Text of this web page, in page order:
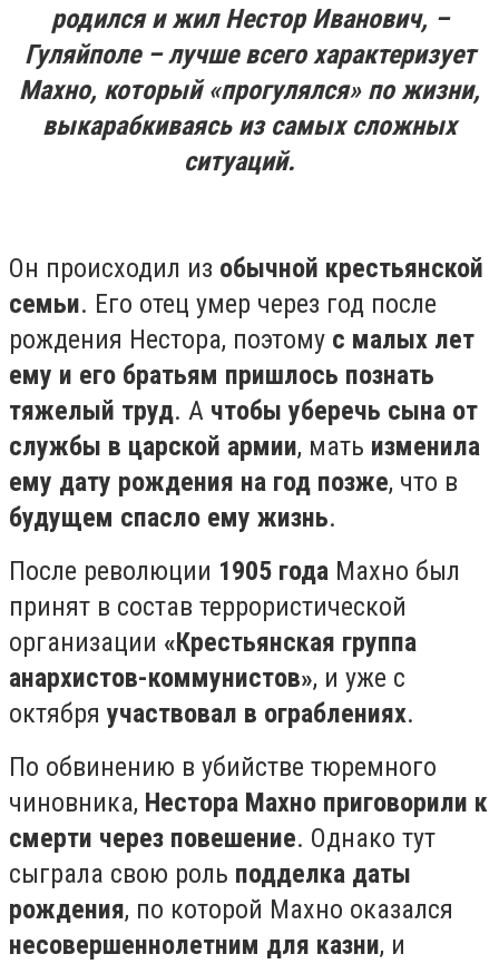
родился и жил Нестор Иванович, –
Гуляйполе – лучше всего характеризует
Махно, который «прогулялся» по жизни,
выкарабкиваясь из самых сложных
ситуаций.⠀
Он происходил из обычной крестьянской
семьи. Его отец умер через год после
рождения Нестора, поэтому с малых лет
ему и его братьям пришлось познать
тяжелый труд. А чтобы уберечь сына от
службы в царской армии, мать изменила
ему дату рождения на год позже, что в
будущем спасло ему жизнь.⠀ ⠀
После революции 1905 года Махно был
принят в состав террористической
организации «Крестьянская группа
анархистов-коммунистов», и уже с
октября участвовал в ограблениях.⠀ ⠀
По обвинению в убийстве тюремного
чиновника, Нестора Махно приговорили к
смерти через повешение. Однако тут
сыграла свою роль подделка даты
рождения, по которой Махно оказался
несовершеннолетним для казни, и